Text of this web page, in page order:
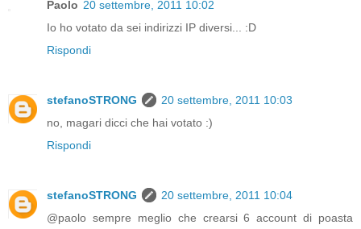
Paolo 20 settembre, 2011 10:02
Io ho votato da sei indirizzi IP diversi... :D
Rispondi
stefanoSTRONG
20 settembre, 2011 10:03
no, magari dicci che hai votato :)
Rispondi
stefanoSTRONG
20 settembre, 2011 10:04
@paolo sempre meglio che crearsi 6 account di poasta